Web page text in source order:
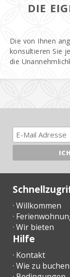
DIE
Die von Ihnen
konsultieren Sie
die
· Willkommen
·
· Wir bieten
Hilfe
· Kontakt
· Wie zu buchen